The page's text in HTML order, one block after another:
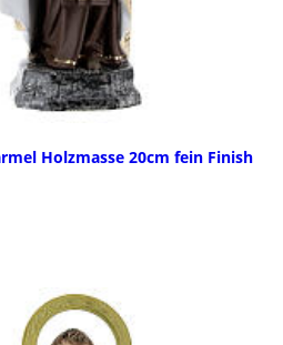
Holzmasse 20cm fein Finish